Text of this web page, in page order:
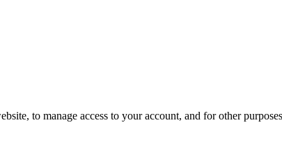
to manage access to your account, and for other